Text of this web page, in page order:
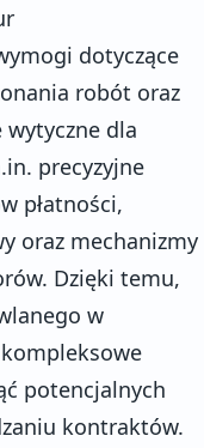
dotyczące
robót oraz
dla
precyzyjne
płatności,
oraz mechanizmy
Dzięki temu,
w
potencjalnych
kontraktów.